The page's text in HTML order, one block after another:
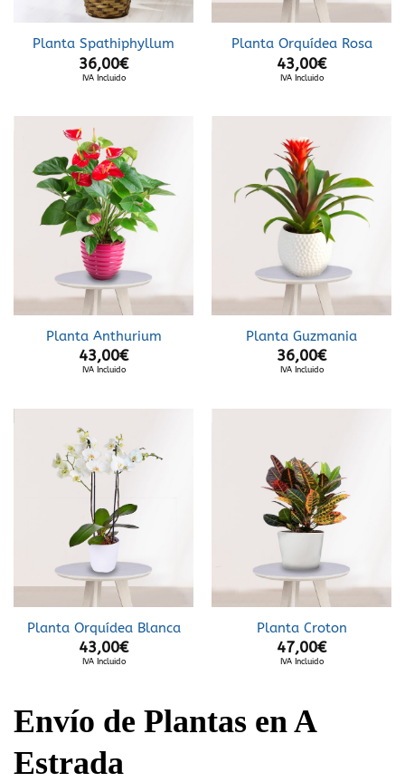
Planta Spathiphyllum
36,00€
IVA Incluido
Planta Orquídea Rosa
43,00€
IVA Incluido
Planta Anthurium
43,00€
IVA Incluido
Planta Guzmania
36,00€
IVA Incluido
Planta Orquídea Blanca
43,00€
IVA Incluido
Planta Croton
47,00€
IVA Incluido
Envío de Plantas en A
Estrada